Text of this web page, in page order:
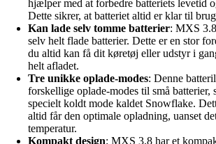
hjælper med at forbedre batteriets levetid
Dette sikrer, at batteriet altid er klar til
Kan lade selv tomme batterier: MXS
selv helt flade batterier. Dette er en stor
du altid kan få dit køretøj eller udstyr i
helt afladet.
Tre unikke oplade-modes: Denne
forskellige oplade-modes til små batterier,
specielt koldt mode kaldet Snowflake.
altid får den optimale opladning, uanset
temperatur.
Kompakt design: MXS 3.8 har et